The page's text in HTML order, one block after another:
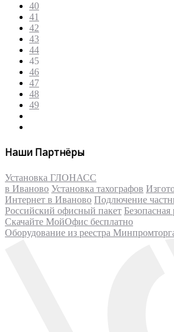
40
41
42
43
44
45
46
47
48
49
Наши Партнёры
Установка ГЛОНАСС
в Иваново Установка тахографов
Интернет в Иваново Подлючение
Российский офисный пакет
Скачайте МойОфис бесплатно
Оборудование из реестра